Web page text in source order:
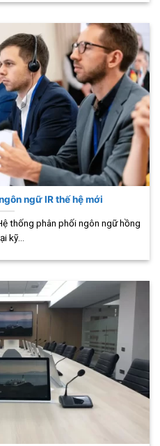
ngữ IR thế hệ mới
thống phân phối ngôn ngữ hồng
kỹ...